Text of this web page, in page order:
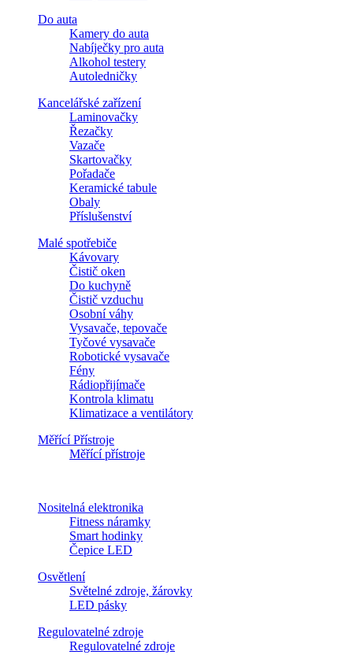
Do auta
Kamery do auta
Nabíječky pro auta
Alkohol testery
Autoledničky
Kancelářské zařízení
Laminovačky
Řezačky
Vazače
Skartovačky
Pořadače
Keramické tabule
Obaly
Příslušenství
Malé spotřebiče
Kávovary
Čistič oken
Do kuchyně
Čistič vzduchu
Osobní váhy
Vysavače, tepovače
Tyčové vysavače
Robotické vysavače
Fény
Rádiopřijímače
Kontrola klimatu
Klimatizace a ventilátory
Měřící Přístroje
Měřící přístroje
Nositelná elektronika
Fitness náramky
Smart hodinky
Čepice LED
Osvětlení
Světelné zdroje, žárovky
LED pásky
Regulovatelné zdroje
Regulovatelné zdroje